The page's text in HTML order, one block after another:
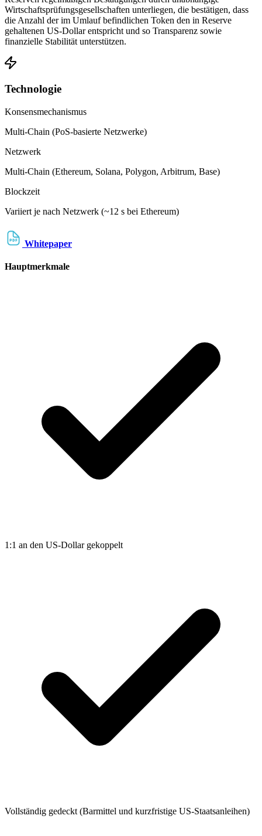
Wirtschaftsprüfungsgesellschaften unterliegen, die bestätigen, dass
die Anzahl der im Umlauf befindlichen Token den in Reserve
gehaltenen US-Dollar entspricht und so Transparenz sowie
finanzielle Stabilität unterstützen.
Technologie
Konsensmechanismus
Multi-Chain (PoS-basierte Netzwerke)
Netzwerk
Multi-Chain (Ethereum, Solana, Polygon, Arbitrum, Base)
Blockzeit
Variiert je nach Netzwerk (~12 s bei Ethereum)
Whitepaper
Hauptmerkmale
1:1 an den US-Dollar gekoppelt
Vollständig gedeckt (Barmittel und kurzfristige US-Staatsanleihen)